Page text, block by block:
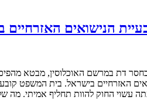
הנישואים האזרחיים
כחסר דת במרשם האוכלוסין, מבטא
האזרחיים בישראל. בית המשפט
עשוי החוק להוות תחליף אמיתי.